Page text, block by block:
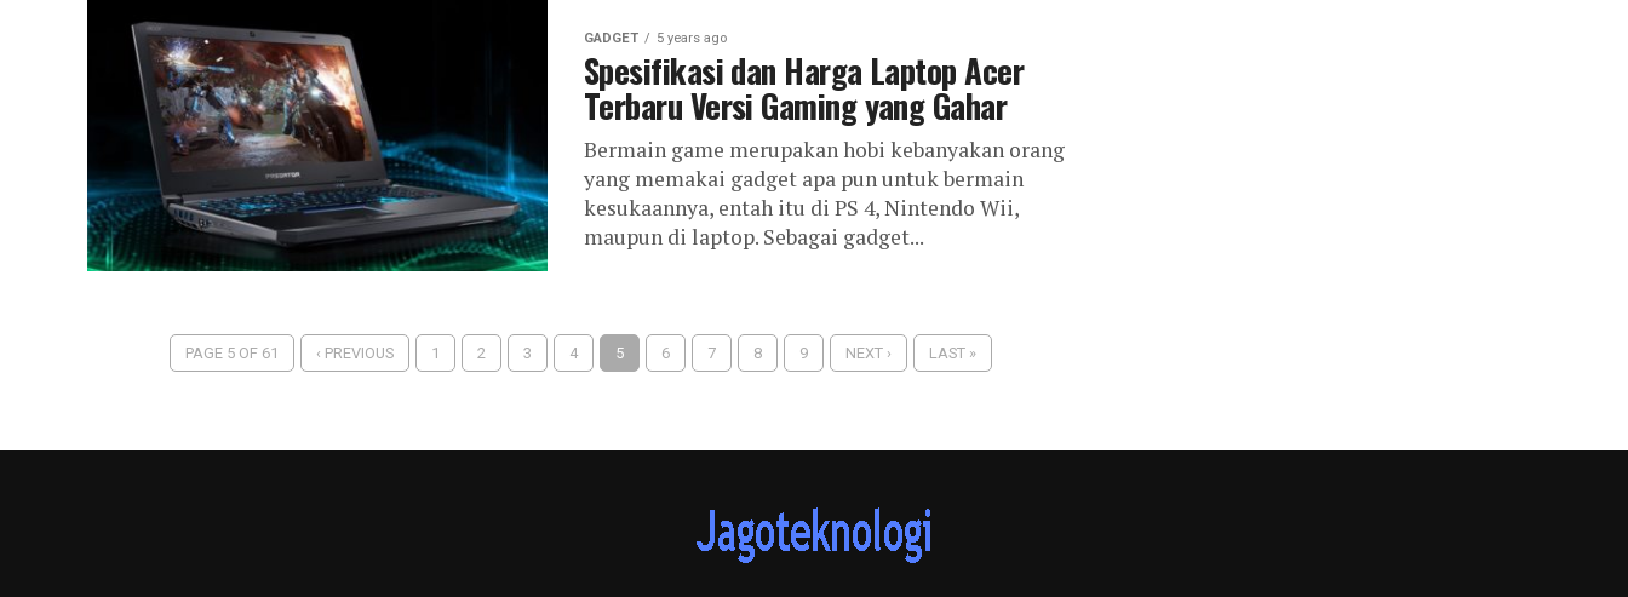
GADGET 5 years ago
Spesifikasi dan Harga Laptop Acer
Terbaru Versi Gaming yang Gahar
Bermain game merupakan hobi kebanyakan orang
yang memakai gadget apa pun untuk bermain
kesukaannya, entah itu di PS 4, Nintendo Wii,
maupun di laptop. Sebagai gadget...
PAGE 5 OF 61 ‹ PREVIOUS 1 2 3 4 5 6 7 8 9 NEXT › LAST »